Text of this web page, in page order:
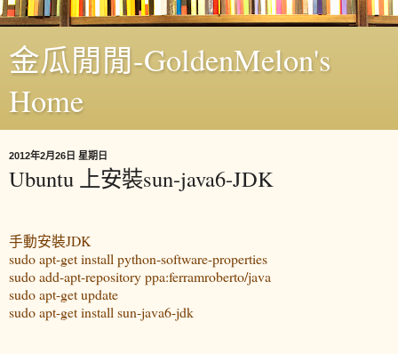
金瓜閒閒-GoldenMelon's
Home
2012年2月26日 星期日
Ubuntu 上安裝sun-java6-JDK
手動安裝JDK
sudo apt-get install python-software-properties
sudo add-apt-repository ppa:ferramroberto/java
sudo apt-get update
sudo apt-get install sun-java6-jdk